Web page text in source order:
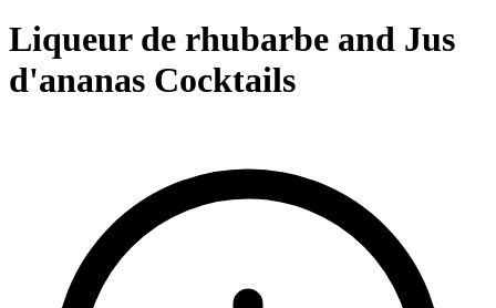
Liqueur de rhubarbe and Jus
d'ananas Cocktails